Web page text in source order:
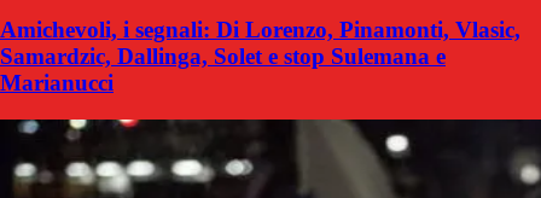
Amichevoli, i segnali: Di Lorenzo, Pinamonti, Vlasic,
Samardzic, Dallinga, Solet e stop Sulemana e
Marianucci